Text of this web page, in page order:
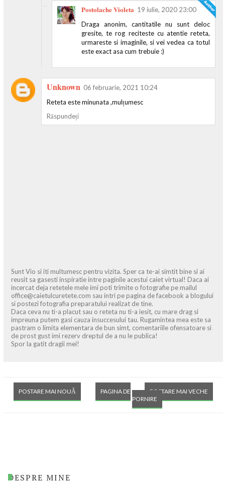
Postolache Violeta 19 iulie, 2020 23:00
Draga anonim, cantitatile nu sunt deloc
gresite, te rog reciteste cu atentie reteta,
urmareste si imaginile, si vei vedea ca totul
este exact asa cum trebuie :)
Unknown 06 februarie, 2021 10:24
Reteta este minunata ,mulțumesc
Răspundeți
Sunt Vio si iti multumesc pentru vizita. Sper ca te-ai simtit bine si ai
reusit sa gasesti inspiratie intre paginile acestui caiet virtual! Daca ai
incercat deja retetele mele imi poti trimite o fotografie pe mailul
office@caietulcuretete.com sau intri pe pagina de facebook a blogului
si postezi fotografia preparatului realizat de tine.
Daca ceva nu ti-a placut sau o reteta nu ti-a iesit, cu mare drag si
impreuna putem gasi cauza insuccesului tau. Rugamintea mea este sa
pastram o limita elementara de bun simt, comentariile ofensatoare si
de prost gust imi rezerv dreptul de a nu le publica!
Spor la gatit dragii mei!
POSTARE MAI NOUĂ POSTARE MAI VECHE
PAGINA DE
PORNIRE
DESPRE MINE